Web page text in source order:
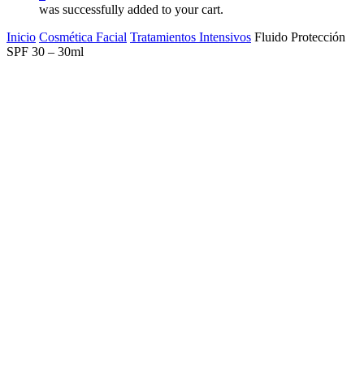
was successfully added to your cart.
Inicio Cosmética Facial Tratamientos Intensivos Fluido Protección
SPF 30 – 30ml